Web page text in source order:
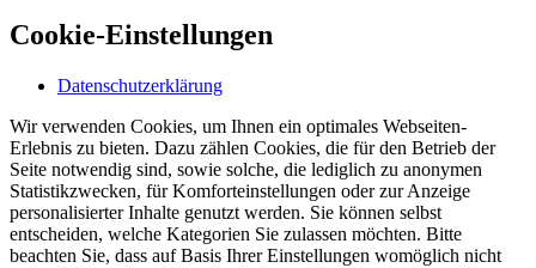
Cookie-Einstellungen
Datenschutzerklärung
Wir verwenden Cookies, um Ihnen ein optimales Webseiten-
Erlebnis zu bieten. Dazu zählen Cookies, die für den Betrieb der
Seite notwendig sind, sowie solche, die lediglich zu anonymen
Statistikzwecken, für Komforteinstellungen oder zur Anzeige
personalisierter Inhalte genutzt werden. Sie können selbst
entscheiden, welche Kategorien Sie zulassen möchten. Bitte
beachten Sie, dass auf Basis Ihrer Einstellungen womöglich nicht